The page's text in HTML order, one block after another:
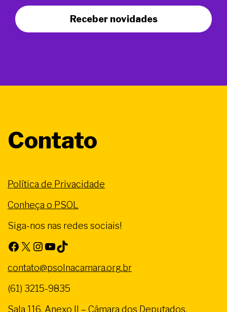
Receber novidades
Contato
Política de Privacidade
Conheça o PSOL
Siga-nos nas redes sociais!
Facebook X Instagram Youtube TikTok
contato@psolnacamara.org.br
(61) 3215-9835
Sala 116. Anexo II – Câmara dos Deputados.